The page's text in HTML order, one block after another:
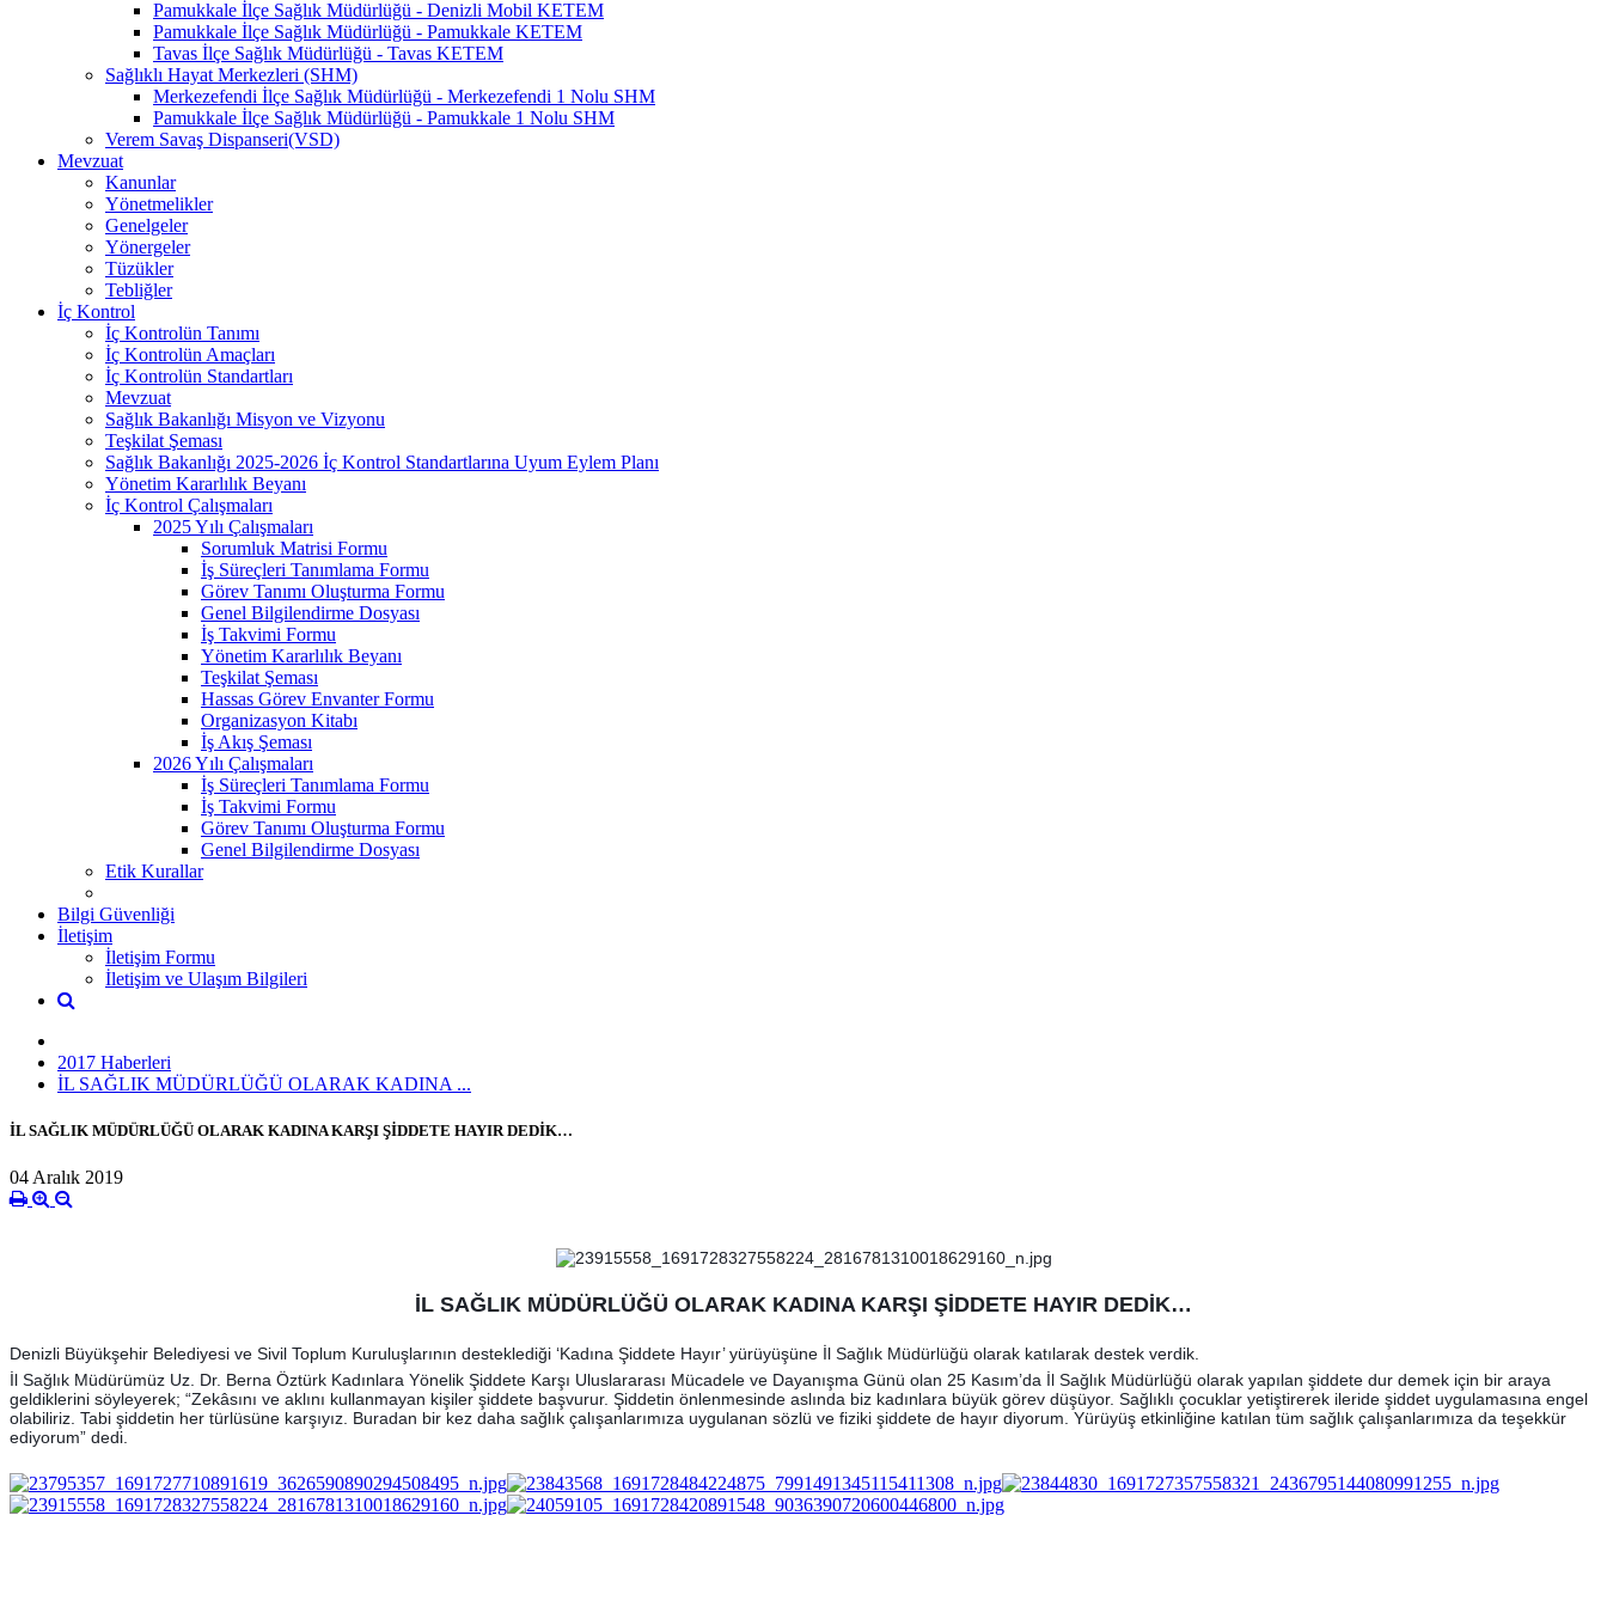
Pamukkale İlçe Sağlık Müdürlüğü - Denizli Mobil KETEM
Pamukkale İlçe Sağlık Müdürlüğü - Pamukkale KETEM
Tavas İlçe Sağlık Müdürlüğü - Tavas KETEM
Sağlıklı Hayat Merkezleri (SHM)
Merkezefendi İlçe Sağlık Müdürlüğü - Merkezefendi 1 Nolu SHM
Pamukkale İlçe Sağlık Müdürlüğü - Pamukkale 1 Nolu SHM
Verem Savaş Dispanseri(VSD)
Mevzuat
Kanunlar
Yönetmelikler
Genelgeler
Yönergeler
Tüzükler
Tebliğler
İç Kontrol
İç Kontrolün Tanımı
İç Kontrolün Amaçları
İç Kontrolün Standartları
Mevzuat
Sağlık Bakanlığı Misyon ve Vizyonu
Teşkilat Şeması
Sağlık Bakanlığı 2025-2026 İç Kontrol Standartlarına Uyum Eylem Planı
Yönetim Kararlılık Beyanı
İç Kontrol Çalışmaları
2025 Yılı Çalışmaları
Sorumluk Matrisi Formu
İş Süreçleri Tanımlama Formu
Görev Tanımı Oluşturma Formu
Genel Bilgilendirme Dosyası
İş Takvimi Formu
Yönetim Kararlılık Beyanı
Teşkilat Şeması
Hassas Görev Envanter Formu
Organizasyon Kitabı
İş Akış Şeması
2026 Yılı Çalışmaları
İş Süreçleri Tanımlama Formu
İş Takvimi Formu
Görev Tanımı Oluşturma Formu
Genel Bilgilendirme Dosyası
Etik Kurallar
Bilgi Güvenliği
İletişim
İletişim Formu
İletişim ve Ulaşım Bilgileri
2017 Haberleri
İL SAĞLIK MÜDÜRLÜĞÜ OLARAK KADINA ...
İL SAĞLIK MÜDÜRLÜĞÜ OLARAK KADINA KARŞI ŞİDDETE HAYIR DEDİK…
04 Aralık 2019
İL SAĞLIK MÜDÜRLÜĞÜ OLARAK KADINA KARŞI ŞİDDETE HAYIR DEDİK…
Denizli Büyükşehir Belediyesi ve Sivil Toplum Kuruluşlarının desteklediği ‘Kadına Şiddete Hayır’ yürüyüşüne İl Sağlık Müdürlüğü olarak katılarak destek verdik.
İl Sağlık Müdürümüz Uz. Dr. Berna Öztürk Kadınlara Yönelik Şiddete Karşı Uluslararası Mücadele ve Dayanışma Günü olan 25 Kasım’da İl Sağlık Müdürlüğü olarak yapılan şiddete dur demek için bir araya
geldiklerini söyleyerek; “Zekâsını ve aklını kullanmayan kişiler şiddete başvurur. Şiddetin önlenmesinde aslında biz kadınlara büyük görev düşüyor. Sağlıklı çocuklar yetiştirerek ileride şiddet uygulamasına engel
olabiliriz. Tabi şiddetin her türlüsüne karşıyız. Buradan bir kez daha sağlık çalışanlarımıza uygulanan sözlü ve fiziki şiddete de hayır diyorum. Yürüyüş etkinliğine katılan tüm sağlık çalışanlarımıza da teşekkür
ediyorum” dedi.